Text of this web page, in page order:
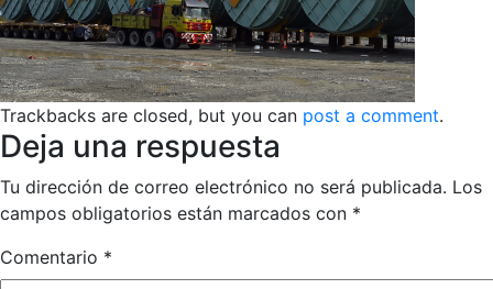
SERVICIOS
PROYECTOS
CONTÁCTENOS
Trackbacks are closed, but you can post a comment.
Deja una respuesta
Tu dirección de correo electrónico no será publicada. Los
campos obligatorios están marcados con *
Comentario *